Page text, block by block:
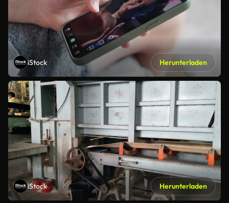
iStock Herunterladen
iStock Herunterladen